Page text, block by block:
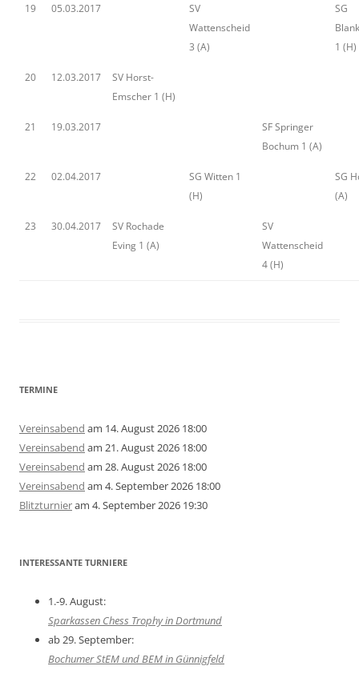
19 05.03.2017
SV
Wattenscheid
3 (A)
SG
1 (H)
20 12.03.2017
SV Horst-
Emscher 1 (H)
21 19.03.2017
SF Springer
Bochum 1 (A)
22 02.04.2017
SG Witten 1
(H)
SG
(A)
23 30.04.2017
SV Rochade
Eving 1 (A)
SV
Wattenscheid
4 (H)
TERMINE
Vereinsabend am 14. August 2026 18:00
Vereinsabend am 21. August 2026 18:00
Vereinsabend am 28. August 2026 18:00
Vereinsabend am 4. September 2026 18:00
Blitzturnieram 4. September 2026 19:30
INTERESSANTE TURNIERE
1.-9. August:
Sparkassen Chess Trophy in Dortmund
ab 29. September:
Bochumer StEM und BEM in Günnigfeld